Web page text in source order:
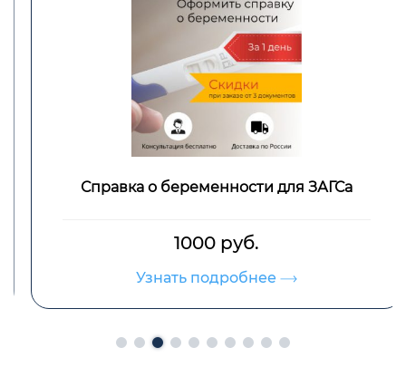
Справка о беременности для ЗАГСа
1000 руб.
Узнать подробнее